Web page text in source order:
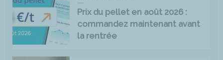
Prix du pellet en août 2026 :
commandez maintenant avant
la rentrée